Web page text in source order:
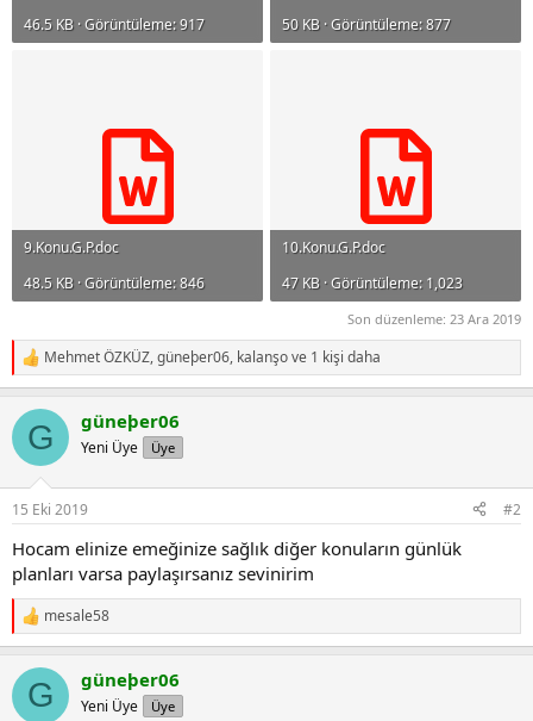
46.5 KB · Görüntüleme: 917
50 KB · Görüntüleme: 877
9.Konu.G.P.doc
48.5 KB · Görüntüleme: 846
10.Konu.G.P.doc
47 KB · Görüntüleme: 1,023
Son düzenleme: 23 Ara 2019
R
e
c
i
s
Mehmet ÖZKÜZ,güneþer06, kalanşove 1 kişi daha
G güneþer06
Yeni Üye Üye
15 Eki 2019 #2
Hocam elinize emeğinize sağlık diğer konuların günlük
planları varsa paylaşırsanız sevinirim
R
e
c
mesale58
G güneþer06
Yeni Üye Üye